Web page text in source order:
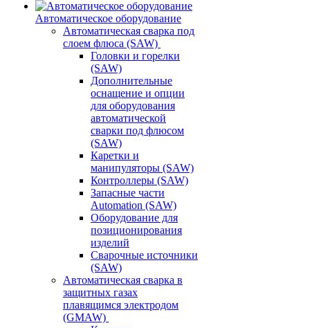
Автоматическое оборудование
Автоматическая сварка под
слоем флюса (SAW)
Головки и горелки
(SAW)
Дополнительные
оснащение и опции
для оборудования
автоматической
сварки под флюсом
(SAW)
Каретки и
манипуляторы (SAW)
Контроллеры (SAW)
Запасные части
Automation (SAW)
Оборудование для
позиционирования
изделий
Сварочные источники
(SAW)
Автоматическая сварка в
защитных газах
плавящимся электродом
(GMAW)